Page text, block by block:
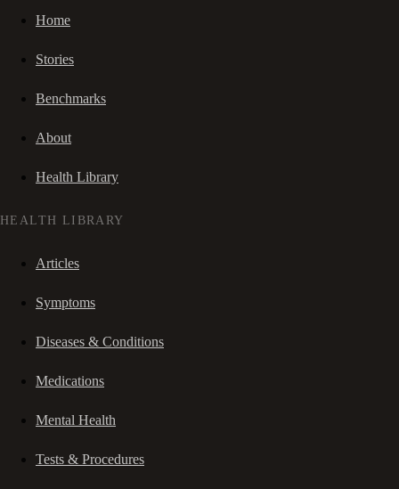
Home
Stories
Benchmarks
About
Health Library
HEALTH LIBRARY
Articles
Symptoms
Diseases & Conditions
Medications
Mental Health
Tests & Procedures